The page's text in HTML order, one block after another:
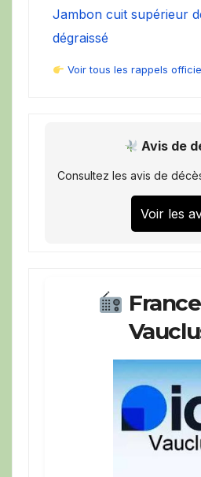
Jambon cuit supérieur
dégraissé
Voir tous les rappels
Avis de
Consultez les avis de
Voir les